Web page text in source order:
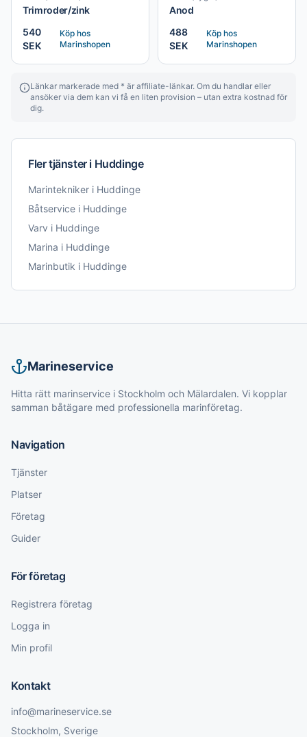
Trimroder/zink
540
SEK
Köp hos
Marinshopen
Anod
488
SEK
Köp hos
Marinshopen
Länkar markerade med * är affiliate-länkar. Om du handlar eller
ansöker via dem kan vi få en liten provision – utan extra kostnad för
dig.
Fler tjänster i Huddinge
Marintekniker i Huddinge
Båtservice i Huddinge
Varv i Huddinge
Marina i Huddinge
Marinbutik i Huddinge
Marineservice
Hitta rätt marinservice i Stockholm och Mälardalen. Vi kopplar
samman båtägare med professionella marinföretag.
Navigation
Tjänster
Platser
Företag
Guider
För företag
Registrera företag
Logga in
Min profil
Kontakt
info@marineservice.se
Stockholm, Sverige